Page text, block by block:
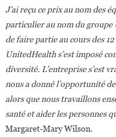
J’ai reçu ce prix au nom des
particulier au nom du groupe
de faire partie au cours des
UnitedHealth s’est imposé
diversité. L’entreprise s’est
nous a donné l’opportunité
alors que nous travaillons
santé et aider les personnes
Margaret-Mary Wilson.